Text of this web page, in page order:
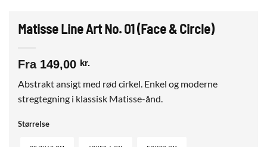
Matisse Line Art No. 01 (Face & Circle)
Fra 149,00 kr.
Abstrakt ansigt med rød cirkel. Enkel og moderne
stregtegning i klassisk Matisse-ånd.
Størrelse